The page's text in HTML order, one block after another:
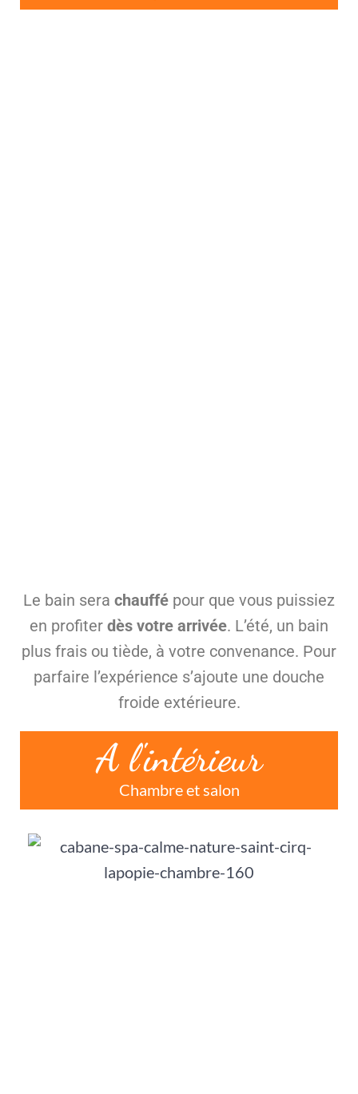
Le bain sera chauffé pour que vous puissiez
en profiter dès votre arrivée. L’été, un bain
plus frais ou tiède, à votre convenance. Pour
parfaire l’expérience s’ajoute une douche
froide extérieure.
A l'intérieur
Chambre et salon